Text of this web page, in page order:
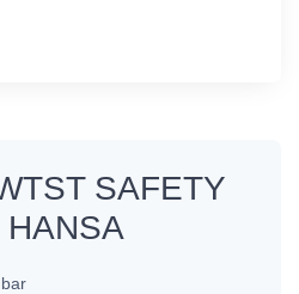
SAFETY
HANSA